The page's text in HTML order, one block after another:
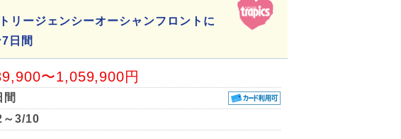
リージェンシーオーシャンフロントに
日間
〜1,059,900円
間
～3/10